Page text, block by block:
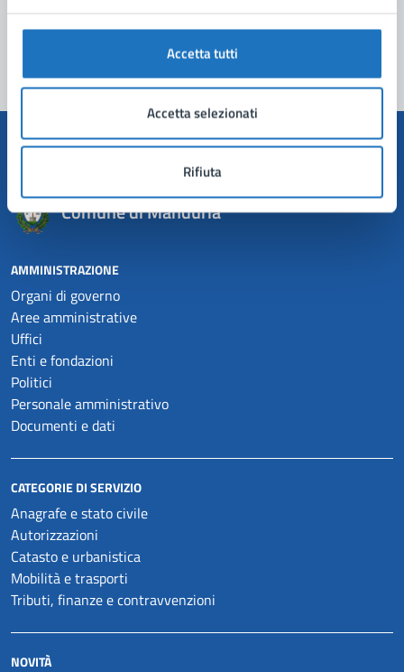
Accetta tutti
Accetta selezionati
Rifiuta
Segnala disservizio
Comune di Manduria
AMMINISTRAZIONE
Organi di governo
Aree amministrative
Uffici
Enti e fondazioni
Politici
Personale amministrativo
Documenti e dati
CATEGORIE DI SERVIZIO
Anagrafe e stato civile
Autorizzazioni
Catasto e urbanistica
Mobilità e trasporti
Tributi, finanze e contravvenzioni
NOVITÀ